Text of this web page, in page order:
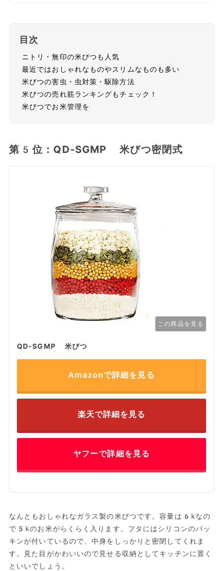
目次
ニトリ・無印の米びつも人気
最近ではおしゃれなものやスリムなものも多い
米びつの害虫・虫対策・駆除方法
米びつの売れ筋ランキングもチェック！
米びつでお米管理を
第5位：QD-SGMP 米びつ密閉式
この商品を見る
QD-SGMP 米びつ
Amazonで詳細を見る
楽天で詳細を見る
ヤフーで詳細を見る
なんともおしゃれなガラス製の米びつです。容量は6kなの
で5kのお米がらくらく入ります。フタにはシリコンのパッ
キンが付いているので、中身をしっかりと密閉してくれま
す。見た目がかわいいので見せる収納としてキッチンに置く
といいでしょう。